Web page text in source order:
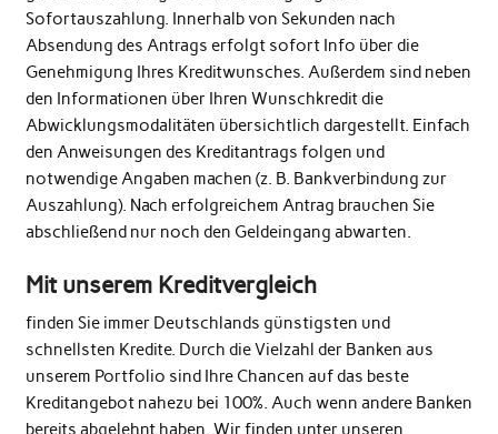
Sofortauszahlung. Innerhalb von Sekunden nach
Absendung des Antrags erfolgt sofort Info über die
Genehmigung Ihres Kreditwunsches. Außerdem sind neben
den Informationen über Ihren Wunschkredit die
Abwicklungsmodalitäten übersichtlich dargestellt. Einfach
den Anweisungen des Kreditantrags folgen und
notwendige Angaben machen (z. B. Bankverbindung zur
Auszahlung). Nach erfolgreichem Antrag brauchen Sie
abschließend nur noch den Geldeingang abwarten.
Mit unserem Kreditvergleich
finden Sie immer Deutschlands günstigsten und
schnellsten Kredite. Durch die Vielzahl der Banken aus
unserem Portfolio sind Ihre Chancen auf das beste
Kreditangebot nahezu bei 100%. Auch wenn andere Banken
bereits abgelehnt haben. Wir finden unter unseren